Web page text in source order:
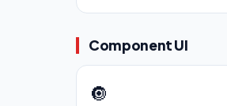
Component UI
🔘